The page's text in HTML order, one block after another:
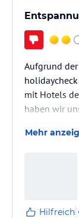
Aufgrund
mit Hotels
haben wir
getroffenen
Der
Mehr
Hilfreich